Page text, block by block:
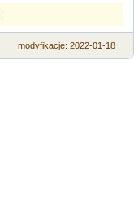
modyfikacje: 2022-01-18